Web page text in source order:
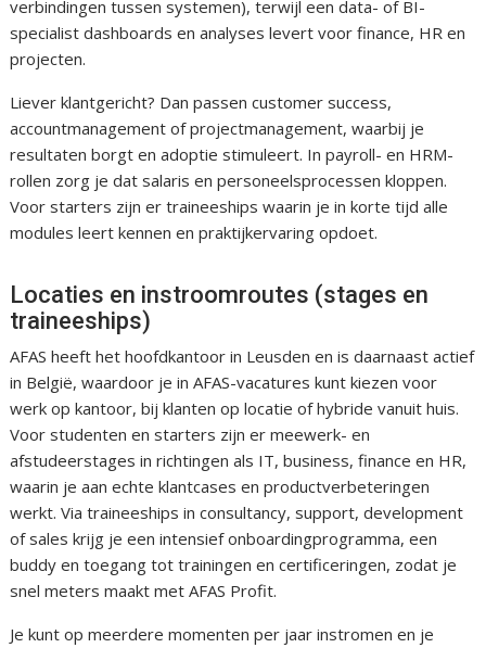
verbindingen tussen systemen), terwijl een data- of BI-
specialist dashboards en analyses levert voor finance, HR en
projecten.
Liever klantgericht? Dan passen customer success,
accountmanagement of projectmanagement, waarbij je
resultaten borgt en adoptie stimuleert. In payroll- en HRM-
rollen zorg je dat salaris en personeelsprocessen kloppen.
Voor starters zijn er traineeships waarin je in korte tijd alle
modules leert kennen en praktijkervaring opdoet.
Locaties en instroomroutes (stages en
traineeships)
AFAS heeft het hoofdkantoor in Leusden en is daarnaast actief
in België, waardoor je in AFAS-vacatures kunt kiezen voor
werk op kantoor, bij klanten op locatie of hybride vanuit huis.
Voor studenten en starters zijn er meewerk- en
afstudeerstages in richtingen als IT, business, finance en HR,
waarin je aan echte klantcases en productverbeteringen
werkt. Via traineeships in consultancy, support, development
of sales krijg je een intensief onboardingprogramma, een
buddy en toegang tot trainingen en certificeringen, zodat je
snel meters maakt met AFAS Profit.
Je kunt op meerdere momenten per jaar instromen en je